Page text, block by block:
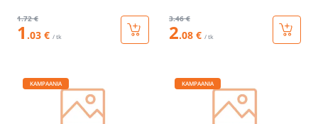
1.72 €
1 .03 € / tk
3.46 €
2.08 € / tk
KAMPAANIA KAMPAANIA